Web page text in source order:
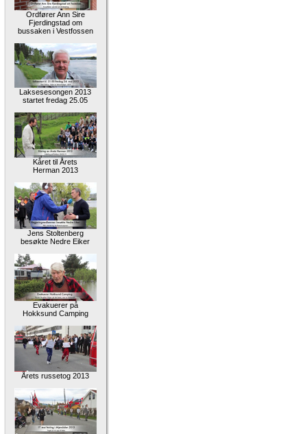
Ordfører Ann Sire
Fjerdingstad om
bussaken i Vestfossen
Laksesesongen 2013
startet fredag 25.05
Kåret til Årets
Herman 2013
Jens Stoltenberg
besøkte Nedre Eiker
Evakuerer på
Hokksund Camping
Årets russetog 2013